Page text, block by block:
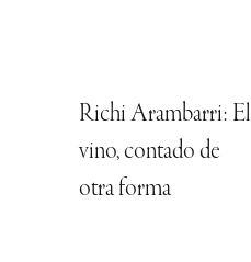
Richi Arambarri: El
vino, contado de
otra forma